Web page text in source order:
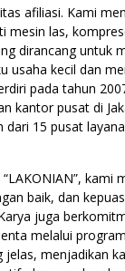
afiliasi. Kami
mesin las,
dirancang untuk
usaha kecil dan
pada tahun
kantor pusat di
dari 15 pusat
kami
baik, dan
juga
melalui
jelas, menjadikan